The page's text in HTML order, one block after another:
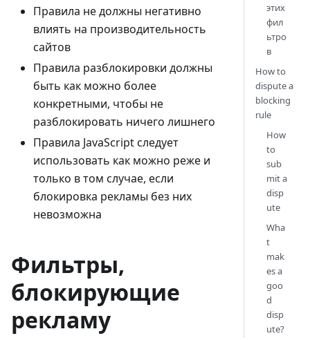
Правила не должны негативно
влиять на производительность
сайтов
Правила разблокировки должны
быть как можно более
конкретными, чтобы не
разблокировать ничего лишнего
Правила JavaScript следует
использовать как можно реже и
только в том случае, если
блокировка рекламы без них
невозможна
Фильтры,
блокирующие
рекламу
этих
фил
ьтро
в
How to
dispute a
blocking
rule
How
to
sub
mit a
disp
ute
Wha
t
mak
es a
goo
d
disp
ute?